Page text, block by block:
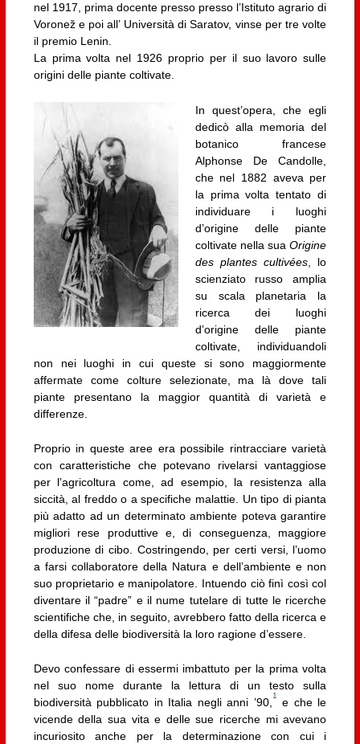
nel 1917, prima docente presso presso l’Istituto agrario di
Voronež e poi all’ Università di Saratov, vinse per tre volte
il premio Lenin.
La prima volta nel 1926 proprio per il suo lavoro sulle
origini delle piante coltivate.
In quest’opera, che egli
dedicò alla memoria del
botanico francese
Alphonse De Candolle,
che nel 1882 aveva per
la prima volta tentato di
individuare i luoghi
d’origine delle piante
coltivate nella suaOrigine
des plantes cultivées , lo
scienziato russo amplia
su scala planetaria la
ricerca dei luoghi
d’origine delle piante
coltivate, individuandoli
non nei luoghi in cui queste si sono maggiormente
affermate come colture selezionate, ma là dove tali
piante presentano la maggior quantità di varietà e
differenze.
Proprio in queste aree era possibile rintracciare varietà
con caratteristiche che potevano rivelarsi vantaggiose
per l’agricoltura come, ad esempio, la resistenza alla
siccità, al freddo o a specifiche malattie. Un tipo di pianta
più adatto ad un determinato ambiente poteva garantire
migliori rese produttive e, di conseguenza, maggiore
produzione di cibo. Costringendo, per certi versi, l’uomo
a farsi collaboratore della Natura e dell’ambiente e non
suo proprietario e manipolatore. Intuendo ciò finì così col
diventare il “padre” e il nume tutelare di tutte le ricerche
scientifiche che, in seguito, avrebbero fatto della ricerca e
della difesa delle biodiversità la loro ragione d’essere.
Devo confessare di essermi imbattuto per la prima volta
nel suo nome durante la lettura di un testo sulla
biodiversità pubblicato in Italia negli anni ’90,
1
e che le
vicende della sua vita e delle sue ricerche mi avevano
incuriosito anche per la determinazione con cui i